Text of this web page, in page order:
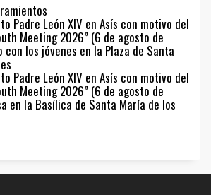
Padre León XIV en Asís con motivo del
Meeting 2026” (6 de agosto de
los jóvenes en la Plaza de Santa
Padre León XIV en Asís con motivo del
Meeting 2026” (6 de agosto de
en la Basílica de Santa María de los